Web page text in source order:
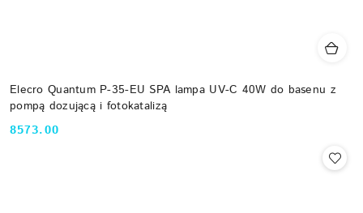
Elecro Quantum P-35-EU SPA lampa UV-C 40W do basenu z
pompą dozującą i fotokatalizą
Cena:
8573.00